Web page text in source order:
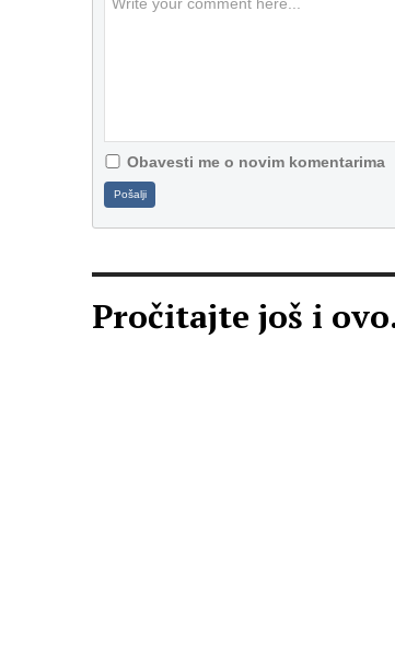
Obavesti me o novim komentarima
Pošalji
Pročitajte još i